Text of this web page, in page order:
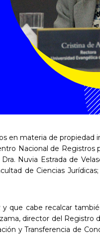
materia de propiedad
Nacional de
Nuvia Estrada de
de Ciencias
que cabe recalcar
director del
y Transferencia de